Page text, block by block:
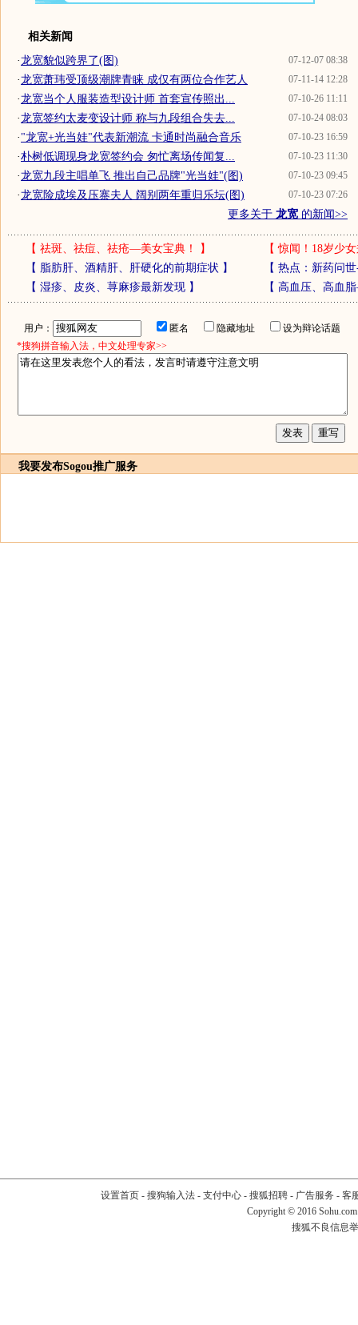
相关新闻
07-12-07 08:38
·龙宽貌似跨界了(图)
07-11-14 12:28
·龙宽萧玮受顶级潮牌青睐 成仅有两位合作艺人
07-10-26 11:11
·龙宽当个人服装造型设计师 首套宣传照出...
07-10-24 08:03
·龙宽签约太麦变设计师 称与九段组合失去...
07-10-23 16:59
·"龙宽+光当娃"代表新潮流 卡通时尚融合音乐
07-10-23 11:30
·朴树低调现身龙宽签约会 匆忙离场传闻复...
07-10-23 09:45
·龙宽九段主唱单飞 推出自己品牌"光当娃"(图)
07-10-23 07:26
·龙宽险成埃及压寨夫人 阔别两年重归乐坛(图)
更多关于 龙宽 的新闻>>
【 祛斑、祛痘、祛疮—美女宝典！ 】 【惊闻！18岁少
【 脂肪肝、酒精肝、肝硬化的前期症状 】 【 热点：新药问
【 湿疹、皮炎、荨麻疹最新发现】 【 高血压、高血
用户： 匿名 隐藏地址
设为辩论话题
*搜狗拼音输入法，中文处理专家>>
我要发布Sogou推广服务
设置首页- 搜狗输入法- 支付中心- 搜狐招聘- 广告服务 - 客
Copyright © 2016
搜狐不良信息